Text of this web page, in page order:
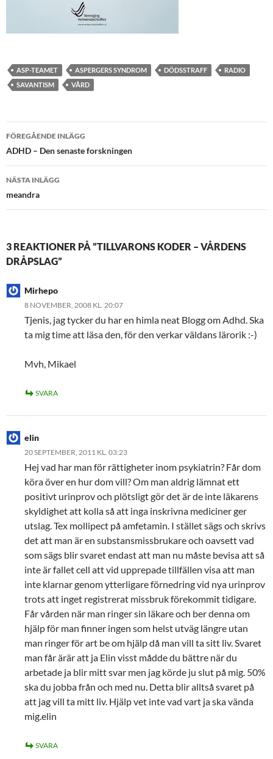
ASP-TEAMET ASPERGERS SYNDROM DÖDSSTRAFF
RADIO
SAVANTISM
VÅRD
Inläggsnavigering
FÖREGÅENDE INLÄGG
ADHD – Den senaste forskningen
NÄSTA INLÄGG
meandra
3 REAKTIONER PÅ ”TILLVARONS KODER – VÅRDENS
DRÅPSLAG”
Mirhepo
8 NOVEMBER, 2008 KL. 20:07
Tjenis, jag tycker du har en himla neat Blogg om Adhd. Ska
ta mig time att läsa den, för den verkar väldans lärorik :-)
Mvh, Mikael
SVARA
elin
20 SEPTEMBER, 2011 KL. 03:23
Hej vad har man för rättigheter inom psykiatrin? Får dom
köra över en hur dom vill? Om man aldrig lämnat ett
positivt urinprov och plötsligt gör det är de inte läkarens
skyldighet att kolla så att inga inskrivna mediciner ger
utslag. Tex mollipect på amfetamin. I stället sägs och skrivs
det att man är en substansmissbrukare och oavsett vad
som sägs blir svaret endast att man nu måste bevisa att så
inte är fallet cell att vid upprepade tillfällen visa att man
inte klarnar genom ytterligare förnedring vid nya urinprov
trots att inget registrerat missbruk förekommit tidigare.
Får vården när man ringer sin läkare och ber denna om
hjälp för man finner ingen som helst utväg längre utan
man ringer för art be om hjälp då man vill ta sitt liv. Svaret
man får ärär att ja Elin visst mådde du bättre när du
arbetade ja blir mitt svar men jag körde ju slut på mig. 50%
ska du jobba från och med nu. Detta blir alltså svaret på
att jag vill ta mitt liv. Hjälp vet inte vad vart ja ska vända
mig.elin
SVARA